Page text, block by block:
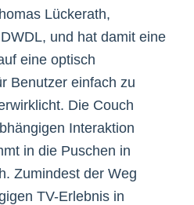
Lückerath,
und hat damit eine
eine optisch
Benutzer einfach zu
Die Couch
Interaktion
in die Puschen in
Zumindest der Weg
TV-Erlebnis in